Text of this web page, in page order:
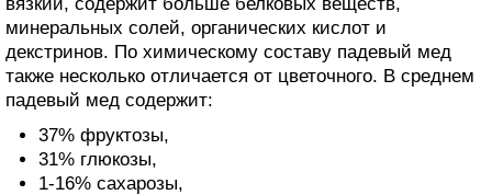
минеральных солей, органических кислот и
декстринов. По химическому составу падевый мед
также несколько отличается от цветочного. В среднем
падевый мед содержит:
37% фруктозы,
31% глюкозы,
1-16% сахарозы,